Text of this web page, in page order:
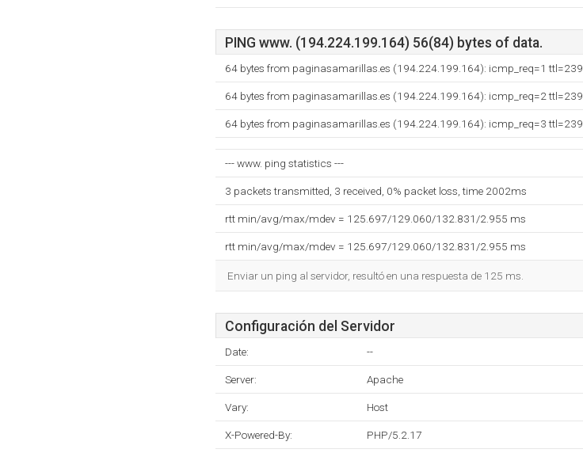
PING www. (194.224.199.164) 56(84) bytes of data.
64 bytes from paginasamarillas.es (194.224.199.164): icmp_req=1 ttl=239
64 bytes from paginasamarillas.es (194.224.199.164): icmp_req=2 ttl=239
64 bytes from paginasamarillas.es (194.224.199.164): icmp_req=3 ttl=239
--- www. ping statistics ---
3 packets transmitted, 3 received, 0% packet loss, time 2002ms
rtt min/avg/max/mdev = 125.697/129.060/132.831/2.955 ms
rtt min/avg/max/mdev = 125.697/129.060/132.831/2.955 ms
Enviar un ping al servidor, resultó en una respuesta de 125 ms.
Configuración del Servidor
Date: --
Server: Apache
Vary: Host
X-Powered-By: PHP/5.2.17